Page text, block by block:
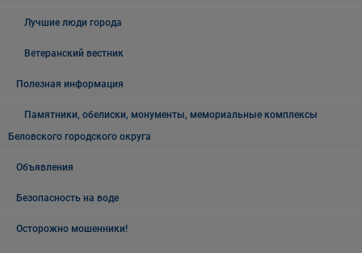
Лучшие люди города
Ветеранский вестник
Полезная информация
Памятники, обелиски, монументы, мемориальные комплексы
Беловского городского округа
Объявления
Безопасность на воде
Осторожно мошенники!